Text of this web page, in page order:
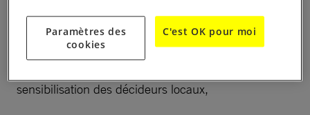
dans le cadre des campagnes décidées
nationalement, messages de soutien aux Personnes
sensibilisation des décideurs locaux,
Paramètres des
cookies
C'est OK pour moi